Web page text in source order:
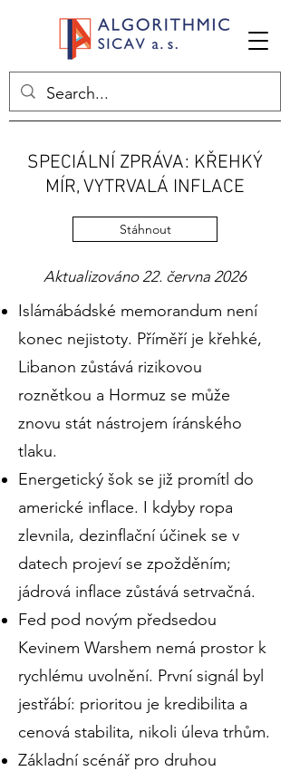
SPECIÁLNÍ ZPRÁVA: KŘEHKÝ
MÍR, VYTRVALÁ INFLACE
Stáhnout
Aktualizováno 22. června 2026
Islámábádské memorandum není
konec nejistoty. Příměří je křehké,
Libanon zůstává rizikovou
roznětkou a Hormuz se může
znovu stát nástrojem íránského
tlaku.
Energetický šok se již promítl do
americké inflace. I kdyby ropa
zlevnila, dezinflační účinek se v
datech projeví se zpožděním;
jádrová inflace zůstává setrvačná.
Fed pod novým předsedou
Kevinem Warshem nemá prostor k
rychlému uvolnění. První signál byl
jestřábí: prioritou je kredibilita a
cenová stabilita, nikoli úleva trhům.
Základní scénář pro druhou